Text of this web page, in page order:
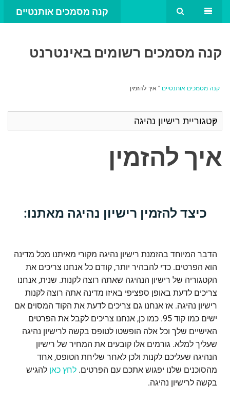
קנה מסמכים אותנטיים
קנה מסמכים רשומים באינטרנט
קנה מסמכים אותנטיים " איך להזמין
איך להזמין
כיצד להזמין רישיון נהיגה מאתנו:
הדבר המיוחד בהזמנת רישיון נהיגה מקורי מאיתנו מכל מדינה
הוא הפרטים. כדי להבהיר יותר, קודם כל אנחנו צריכים את
הקטגוריה של רישיון הנהיגה שאתה רוצה לקנות. שנית, אנחנו
צריכים לדעת באופן ספציפי באיזו מדינה אתה רוצה לקנות
רישיון נהיגה. אז אנחנו גם צריכים לדעת את הקוד המסוים אם
ישים כמו קוד 95. כמו כן, אנחנו צריכים לקבל את הפרטים
האישיים שלך וכל אלה הופשטו לטופס בקשה לרישיון נהיגה
שעליך למלא. גורמים אלו קובעים את המחיר של רישיון
הנהיגה שעליכם לקנות ולכן לאחר שליחת הטופס, אחד
מהסוכנים שלנו יפגוש אתכם עם הפרטים. לחץ כאן להגיש
בקשה לרישיון נהיגה.